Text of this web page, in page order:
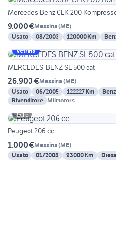
Mercedes Benz CLK 200
9.000 €Messina (ME)
Usato
08/2003 120000 Km
Vetrina
MERCEDES-BENZ SL 500 cat
26.900 €Messina (ME)
Usato
06/2005 122227 Km
Rivenditore Milmotors
6
Peugeot 206 cc
1.000 €Messina (ME)
Usato
01/2005 93000 Km